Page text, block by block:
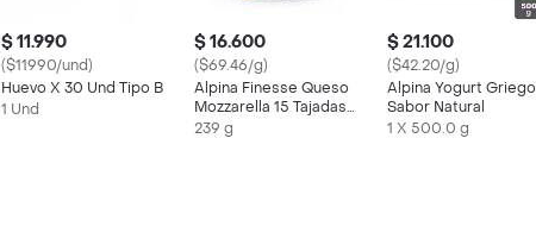
$ 11.990
($11990/und)
Huevo X 30 Und Tipo B
1 Und
$ 16.600
($69.46/g)
Alpina Finesse Queso
Mozzarella 15 Tajadas
239 g
239 g
$ 21.100
($42.20/g)
Alpina Yogurt Griego
Sabor Natural
1 X 500.0 g